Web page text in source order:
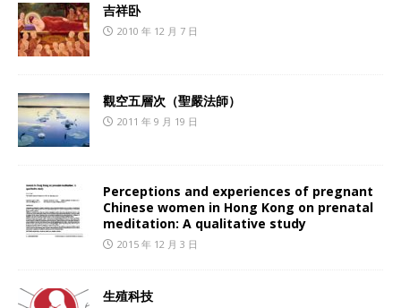
吉祥卧
2010 年 12 月 7 日
觀空五層次（聖嚴法師）
2011 年 9 月 19 日
Perceptions and experiences of pregnant
Chinese women in Hong Kong on prenatal
meditation: A qualitative study
2015 年 12 月 3 日
生殖科技